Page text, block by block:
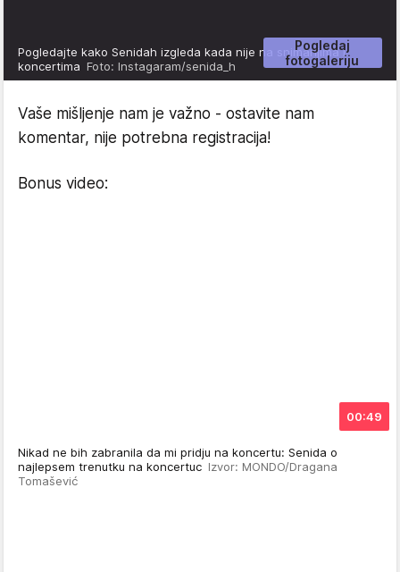
Pogledaj
fotogaleriju
Pogledajte kako Senidah izgleda kada nije na snimanjima i
koncertima Foto: Instagaram/senida_h
Vaše mišljenje nam je važno - ostavite nam
komentar, nije potrebna registracija!
Bonus video:
00:49
Nikad ne bih zabranila da mi pridju na koncertu: Senida o
najlepsem trenutku na koncertuc Izvor: MONDO/Dragana
Tomašević